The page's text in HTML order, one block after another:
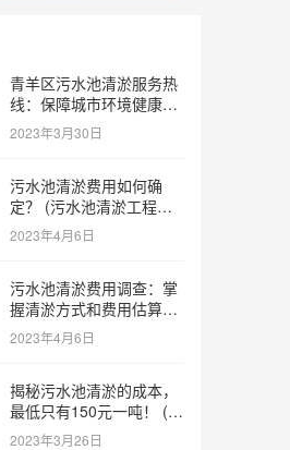
青羊区污水池清淤服务热
线：保障城市环境健康和
可持续发展。 (青羊区污
水池清淤服务热线)
2023年3月30日
污水池清淤费用如何确
定？ (污水池清淤工程价
格多少)
2023年4月6日
污水池清淤费用调查：掌
握清淤方式和费用估算技
巧 (污水池清淤多少钱一
方米)
2023年4月6日
揭秘污水池清淤的成本，
最低只有150元一吨！ (污
水池清淤一米多少钱一吨)
2023年3月26日